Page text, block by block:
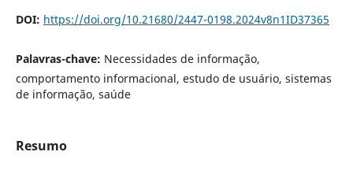
DOI: https://doi.org/10.21680/2447-0198.2024v8n1ID37365
Palavras-chave: Necessidades de informação,
comportamento informacional, estudo de usuário, sistemas
de informação, saúde
Resumo